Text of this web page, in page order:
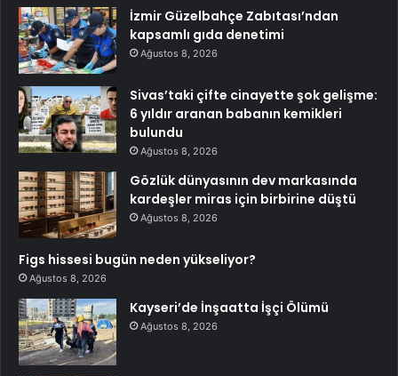
İzmir Güzelbahçe Zabıtası’ndan
kapsamlı gıda denetimi
Ağustos 8, 2026
Sivas’taki çifte cinayette şok gelişme:
6 yıldır aranan babanın kemikleri
bulundu
Ağustos 8, 2026
Gözlük dünyasının dev markasında
kardeşler miras için birbirine düştü
Ağustos 8, 2026
Figs hissesi bugün neden yükseliyor?
Ağustos 8, 2026
Kayseri’de İnşaatta İşçi Ölümü
Ağustos 8, 2026